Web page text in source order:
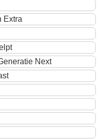
Extra
Next